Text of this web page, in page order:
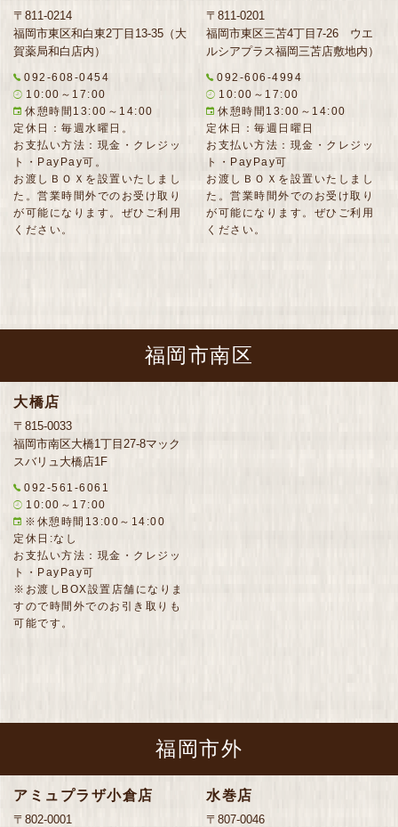
〒811-0214
福岡市東区和白東2丁目13-35（大
賀薬局和白店内）
092-608-0454
10:00～17:00
休憩時間13:00～14:00
定休日：毎週水曜日。
お支払い方法：現金・クレジッ
ト・PayPay可。
お渡しＢＯＸを設置いたしまし
た。営業時間外でのお受け取り
が可能になります。ぜひご利用
ください。
〒811-0201
福岡市東区三苫4丁目7-26 ウエ
ルシアプラス福岡三苫店敷地内）
092-606-4994
10:00～17:00
休憩時間13:00～14:00
定休日：毎週日曜日
お支払い方法：現金・クレジッ
ト・PayPay可
お渡しＢＯＸを設置いたしまし
た。営業時間外でのお受け取り
が可能になります。ぜひご利用
ください。
福岡市南区
大橋店
〒815-0033
福岡市南区大橋1丁目27-8マック
スバリュ大橋店1F
092-561-6061
10:00～17:00
※休憩時間13:00～14:00
定休日:なし
お支払い方法：現金・クレジッ
ト・PayPay可
※お渡しBOX設置店舗になりま
すので時間外でのお引き取りも
可能です。
福岡市外
アミュプラザ小倉店
〒802-0001
水巻店
〒807-0046